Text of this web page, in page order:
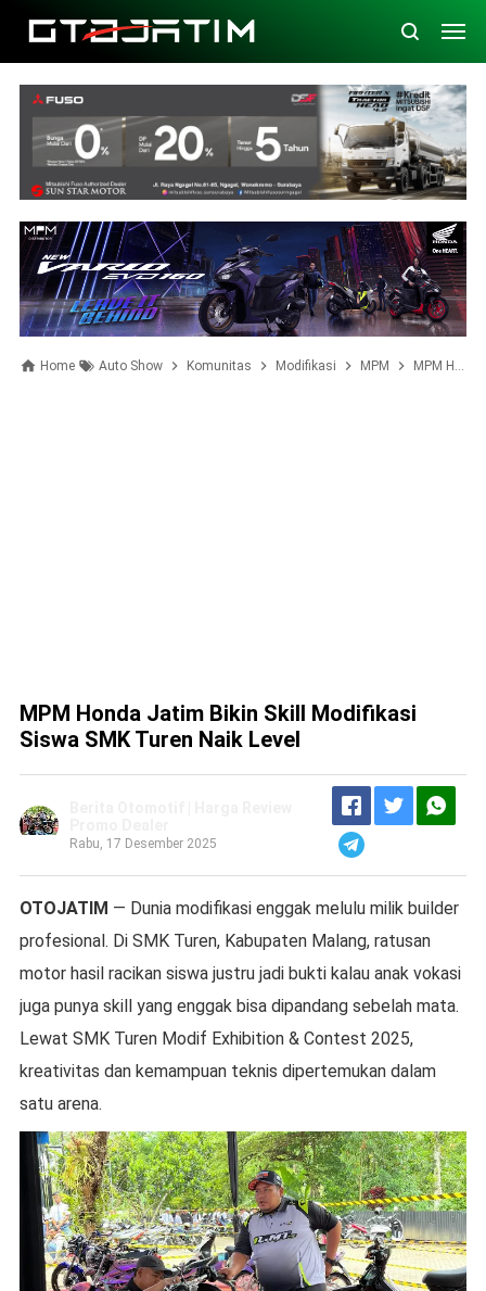
Home Auto Show Komunitas Modifikasi MPM MPM Honda Jatim Bikin Skill Modifikasi Siswa SMK Turen Naik Level
MPM Honda Jatim Bikin Skill Modifikasi
Siswa SMK Turen Naik Level
Rabu, 17 Desember 2025
OTOJATIM — Dunia modifikasi enggak melulu milik builder
profesional. Di SMK Turen, Kabupaten Malang, ratusan
motor hasil racikan siswa justru jadi bukti kalau anak vokasi
juga punya skill yang enggak bisa dipandang sebelah mata.
Lewat SMK Turen Modif Exhibition & Contest 2025,
kreativitas dan kemampuan teknis dipertemukan dalam
satu arena.